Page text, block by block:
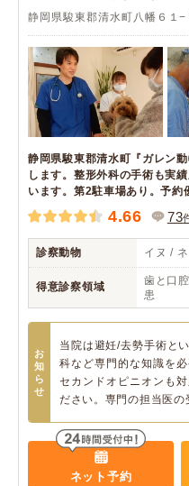
静岡県駿東郡清水町八幡６１−
静岡県駿東郡清水町『ガレン
します。整形外科の手術も実
います。第2駐車場あり。予約
4.66 73
診察動物 イヌ / ネ
得意診察領域
歯と口
患
お
知
ら
せ
当院は避妊/去勢手術と
科など専門的な知識を
セカンドオピニオンも
ださい。専門の担当医
ネット予約